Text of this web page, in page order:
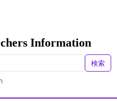
Information
検索